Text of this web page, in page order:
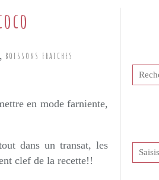
, BOISSONS FRAICHES
en mode farniente,
dans un transat, les
clef de la recette!!